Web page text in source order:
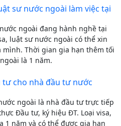
sư nước ngoài làm việc tại
ngoài đang hành nghề tại
luật sư nước ngoài có thể xin
mình. Thời gian gia hạn thêm tối
là 1 năm.
tư cho nhà đầu tư nước
ngoài là nhà đầu tư trực tiếp
Đầu tư, ký hiệu ĐT. Loại visa,
1 năm và có thể được gia hạn